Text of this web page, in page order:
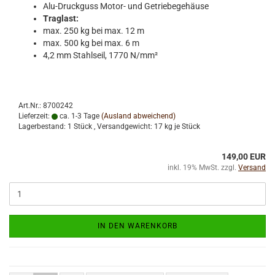
Alu-Druckguss Motor- und Getriebegehäuse
Traglast:
max. 250 kg bei max. 12 m
max. 500 kg bei max. 6 m
4,2 mm Stahlseil, 1770 N/mm²
Art.Nr.: 8700242
Lieferzeit:
ca. 1-3 Tage (Ausland abweichend)
Lagerbestand: 1 Stück , Versandgewicht: 17 kg je Stück
149,00 EUR
inkl. 19% MwSt. zzgl. Versand
IN DEN WARENKORB